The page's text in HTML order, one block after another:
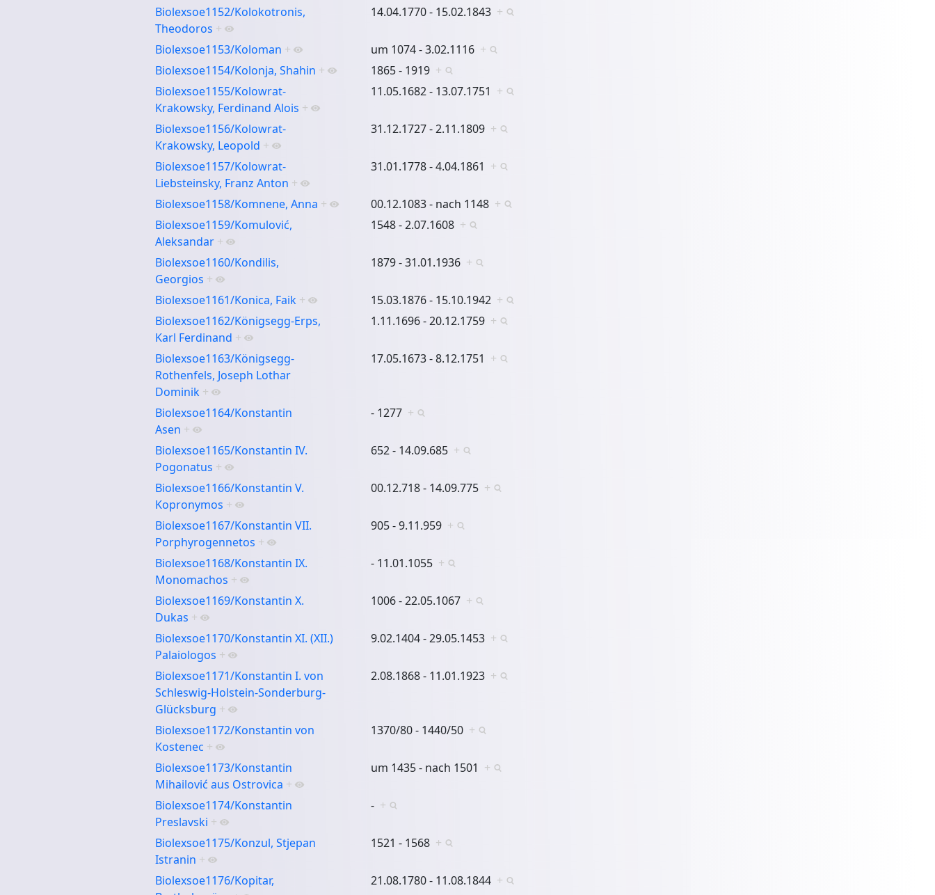
Biolexsoe1152/Kolokotronis,
Theodoros +
14.04.1770 - 15.02.1843 +
Biolexsoe1153/Koloman + um 1074 - 3.02.1116 +
Biolexsoe1154/Kolonja, Shahin + 1865 - 1919 +
Biolexsoe1155/Kolowrat-
Krakowsky, Ferdinand Alois +
11.05.1682 - 13.07.1751 +
Biolexsoe1156/Kolowrat-
Krakowsky, Leopold +
31.12.1727 - 2.11.1809 +
Biolexsoe1157/Kolowrat-
Liebsteinsky, Franz Anton +
31.01.1778 - 4.04.1861 +
Biolexsoe1158/Komnene, Anna + 00.12.1083 - nach 1148 +
Biolexsoe1159/Komulović,
Aleksandar +
1548 - 2.07.1608 +
Biolexsoe1160/Kondilis,
Georgios +
1879 - 31.01.1936 +
Biolexsoe1161/Konica, Faik + 15.03.1876 - 15.10.1942 +
Biolexsoe1162/Königsegg-Erps,
Karl Ferdinand +
1.11.1696 - 20.12.1759 +
Biolexsoe1163/Königsegg-
Rothenfels, Joseph Lothar
Dominik +
17.05.1673 - 8.12.1751 +
Biolexsoe1164/Konstantin
Asen +
- 1277 +
Biolexsoe1165/Konstantin IV.
Pogonatus +
652 - 14.09.685 +
Biolexsoe1166/Konstantin V.
Kopronymos +
00.12.718 - 14.09.775 +
Biolexsoe1167/Konstantin VII.
Porphyrogennetos +
905 - 9.11.959 +
Biolexsoe1168/Konstantin IX.
Monomachos +
- 11.01.1055 +
Biolexsoe1169/Konstantin X.
Dukas +
1006 - 22.05.1067 +
Biolexsoe1170/Konstantin XI. (XII.)
Palaiologos +
9.02.1404 - 29.05.1453 +
Biolexsoe1171/Konstantin I. von
Schleswig-Holstein-Sonderburg-
Glücksburg +
2.08.1868 - 11.01.1923 +
Biolexsoe1172/Konstantin von
Kostenec +
1370/80 - 1440/50 +
Biolexsoe1173/Konstantin
Mihailović aus Ostrovica +
um 1435 - nach 1501 +
Biolexsoe1174/Konstantin
Preslavski +
- +
Biolexsoe1175/Konzul, Stjepan
Istranin +
1521 - 1568 +
Biolexsoe1176/Kopitar,
21.08.1780 - 11.08.1844 +